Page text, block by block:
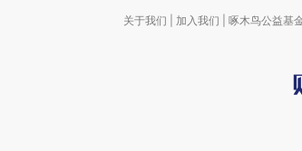
关于我们 加入我们 啄木鸟公益基